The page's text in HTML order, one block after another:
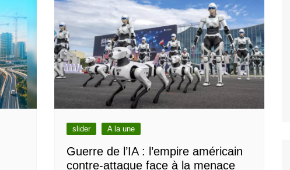
slider A la une
Guerre de l’IA : l’empire américain
contre-attaque face à la menace